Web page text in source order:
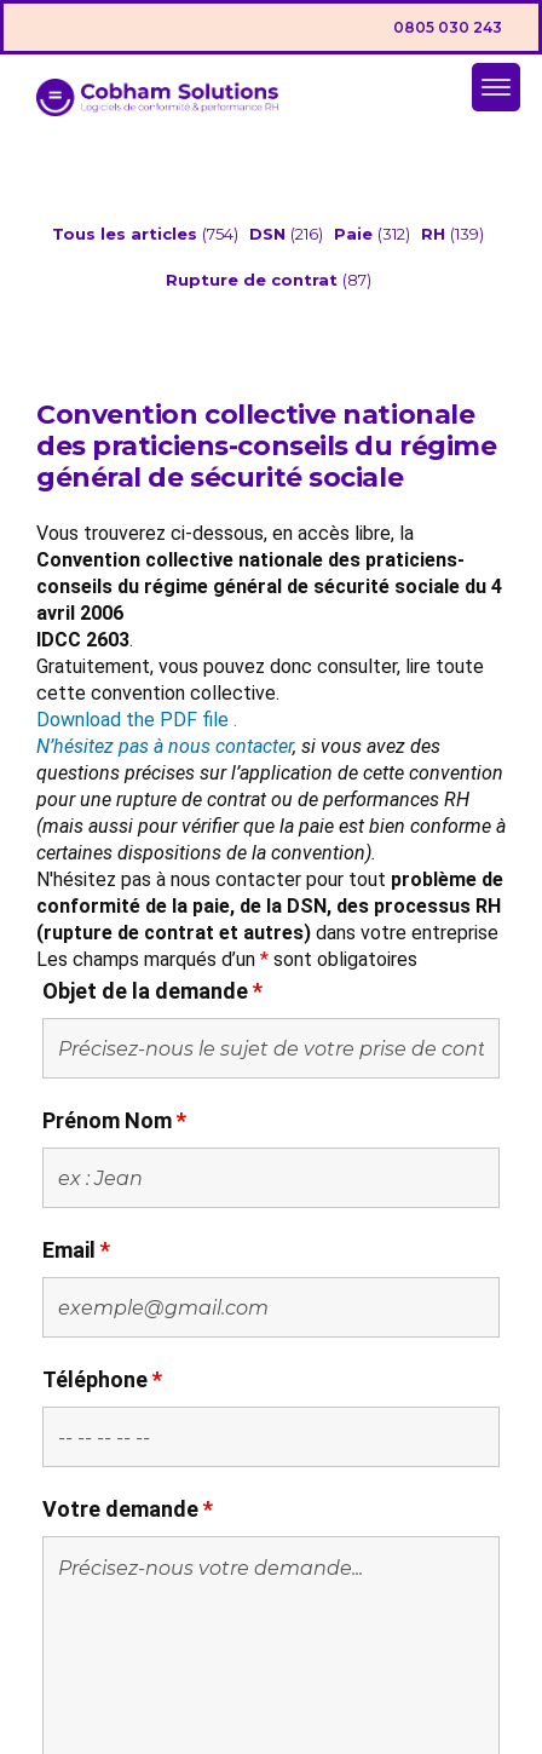
0805 030 243
Tous les articles (754) DSN (216) Paie (312) RH (139)
Rupture de contrat (87)
Convention collective nationale
des praticiens-conseils du régime
général de sécurité sociale
Vous trouverez ci-dessous, en accès libre, la
Convention collective nationale des praticiens-
conseils du régime général de sécurité sociale du 4
avril 2006
IDCC 2603.
Gratuitement, vous pouvez donc consulter, lire toute
cette convention collective.
Download the PDF file .
N’hésitez pas à nous contacter, si vous avez des
questions précises sur l’application de cette convention
pour une rupture de contrat ou de performances RH
(mais aussi pour vérifier que la paie est bien conforme à
certaines dispositions de la convention).
N'hésitez pas à nous contacter pour tout problème de
conformité de la paie, de la DSN, des processus RH
(rupture de contrat et autres) dans votre entreprise
Les champs marqués d’un * sont obligatoires
Objet de la demande*
Prénom Nom*
Email *
Téléphone*
Votre demande*